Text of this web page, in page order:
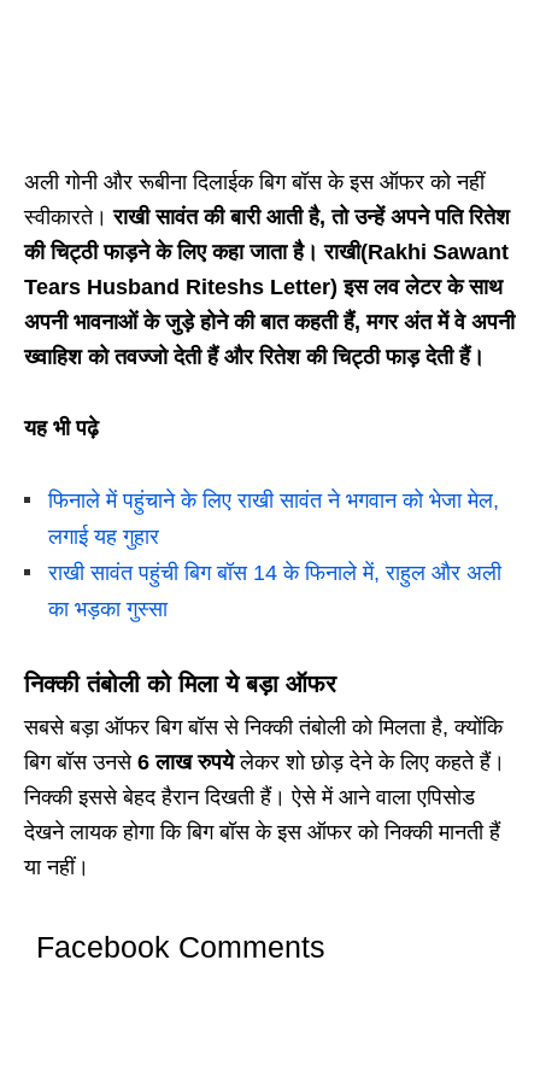
अली गोनी और रूबीना दिलाईक बिग बॉस के इस ऑफर को नहीं
स्वीकारते। राखी सावंत की बारी आती है, तो उन्हें अपने पति रितेश
की चिट्ठी फाड़ने के लिए कहा जाता है। राखी(Rakhi Sawant
Tears Husband Riteshs Letter) इस लव लेटर के साथ
अपनी भावनाओं के जुड़े होने की बात कहती हैं, मगर अंत में वे अपनी
ख्वाहिश को तवज्जो देती हैं और रितेश की चिट्ठी फाड़ देती हैं।
यह भी पढ़े
फिनाले में पहुंचाने के लिए राखी सावंत ने भगवान को भेजा मेल,
लगाई यह गुहार
राखी सावंत पहुंची बिग बॉस 14 के फिनाले में, राहुल और अली
का भड़का गुस्सा
निक्की तंबोली को मिला ये बड़ा ऑफर
सबसे बड़ा ऑफर बिग बॉस से निक्की तंबोली को मिलता है, क्योंकि
बिग बॉस उनसे 6 लाख रुपयेलेकर शो छोड़ देने के लिए कहते हैं।
निक्की इससे बेहद हैरान दिखती हैं। ऐसे में आने वाला एपिसोड
देखने लायक होगा कि बिग बॉस के इस ऑफर को निक्की मानती हैं
या नहीं।
Facebook Comments